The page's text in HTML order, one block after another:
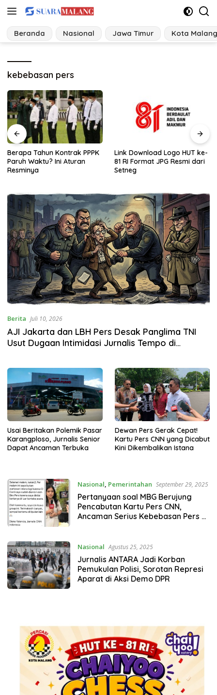
Langsung
konten
Beranda Nasional Jawa Timur Kota Malang
kebebasan pers
Link Download Logo HUT ke-
81 RI Format JPG Resmi dari
Setneg
HP Lemot Jangan Asal Reset
Pabrik, Kenali Waktu yang
Tepat
Berita Juli 10, 2026
AJI Jakarta dan LBH Pers Desak Panglima TNI
Usut Dugaan Intimidasi Jurnalis Tempo di
Usai Beritakan Polemik Pasar
Karangploso, Jurnalis Senior
Dapat Ancaman Terbuka
Dewan Pers Gerak Cepat!
Kartu Pers CNN yang Dicabut
Kini Dikembalikan Istana
Nasional, Pemerintahan September 29, 2025
Pertanyaan soal MBG Berujung
Pencabutan Kartu Pers CNN,
Ancaman Serius Kebebasan Pers di
Nasional Agustus 25, 2025
Jurnalis ANTARA Jadi Korban
Pemukulan Polisi, Sorotan Represi
Aparat di Aksi Demo DPR